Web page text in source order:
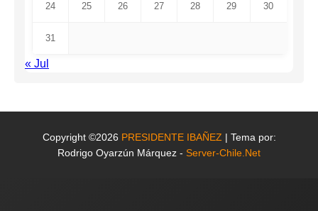
24 25 26 27 28 29 30
31
« Jul
Copyright ©2026 PRESIDENTE IBAÑEZ | Tema por:
Rodrigo Oyarzún Márquez - Server-Chile.Net